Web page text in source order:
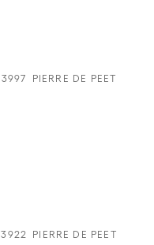
3997 PIERRE DE PEET
3922 PIERRE DE PEET